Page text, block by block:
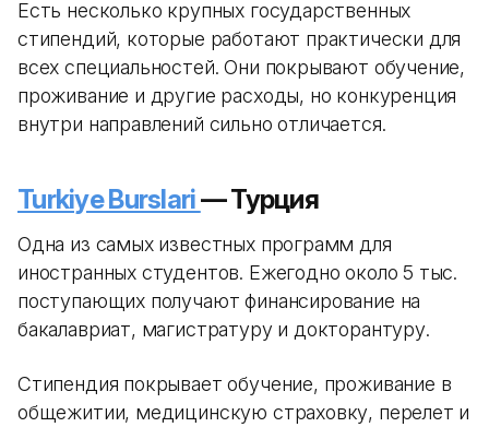
Есть несколько крупных государственных
стипендий, которые работают практически для
всех специальностей. Они покрывают обучение,
проживание и другие расходы, но конкуренция
внутри направлений сильно отличается.
Turkiye Burslari— Турция
Одна из самых известных программ для
иностранных студентов. Ежегодно около 5 тыс.
поступающих получают финансирование на
бакалавриат, магистратуру и докторантуру.
Стипендия покрывает обучение, проживание в
общежитии, медицинскую страховку, перелет и